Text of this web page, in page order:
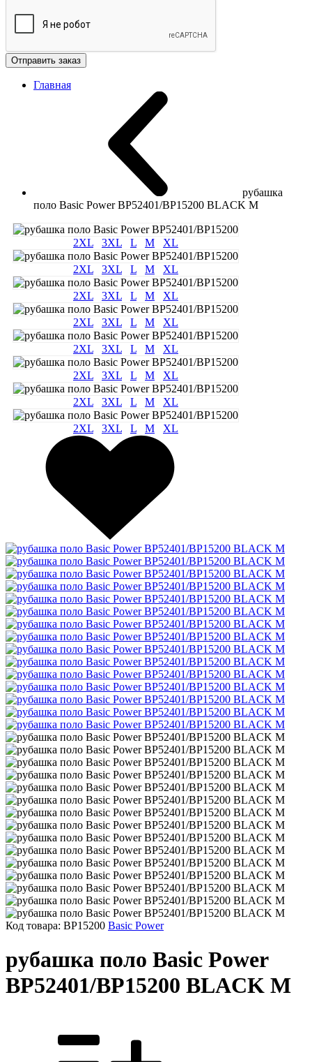
Отправить заказ
Главная
рубашка
поло Basic Power BP52401/BP15200 BLACK M
2XL 3XL L M XL
2XL 3XL L M XL
2XL 3XL L M XL
2XL 3XL L M XL
2XL 3XL L M XL
2XL 3XL L M XL
2XL 3XL L M XL
2XL 3XL L M XL
Код товара: BP15200 Basic Power
рубашка поло Basic Power
BP52401/BP15200 BLACK M